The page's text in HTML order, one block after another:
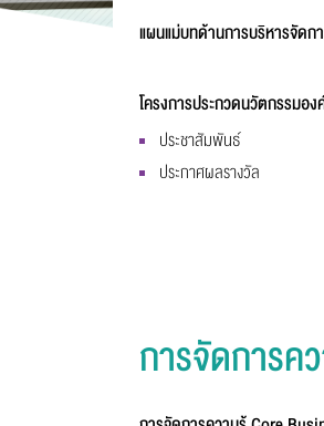
แผนแม่บทด้านการบริหารจัดก
โครงการประกวดนวัตกรรมอ
ประชาสัมพันธ์
ประกาศผลรางวัล
การจัดการค